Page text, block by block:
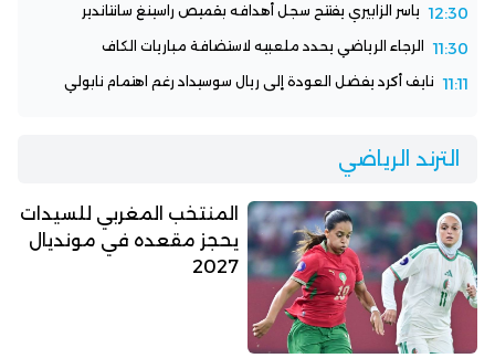
12:30 ياسر الزابيري يفتتح سجل أهدافه بقميص راسينغ سانتاندير
11:30 الرجاء الرياضي يحدد ملعبيه لاستضافة مباريات الكاف
11:11 نايف أكرد يفضل العودة إلى ريال سوسيداد رغم اهتمام نابولي
الترند الرياضي
المنتخب المغربي للسيدات
يحجز مقعده في مونديال
2027